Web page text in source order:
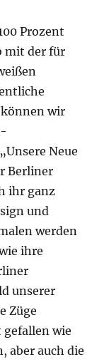
Prozent
mit der für
können wir
Neue
Berliner
ihr ganz
und
werden
ihre
unserer
Züge
gefallen wie
aber auch die